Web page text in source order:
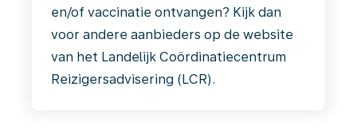
en/of vaccinatie ontvangen? Kijk dan
voor andere aanbieders op de website
van het Landelijk Coördinatiecentrum
Reizigersadvisering (LCR).